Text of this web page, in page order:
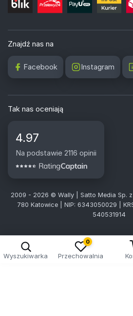
Znajdź nas na
Facebook Instagram
Tak nas oceniają
4.97
Na podstawie 2116 opinii
2009 - 2026 © Wally | Satto Media Sp.
780 Katowice | NIP: 6343050029 |
540531914
Wyszukiwarka
0
Przechowalnia